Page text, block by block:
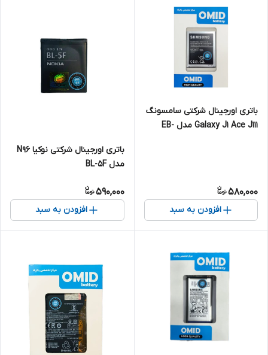
باتری اورجینال شرکتی سامسونگ
Galaxy J1 Ace J111 مدل EB-
580,000
افزودن به سبد
باتری اورجینال شرکتی نوکیا N96
مدل BL-5F
590,000
افزودن به سبد